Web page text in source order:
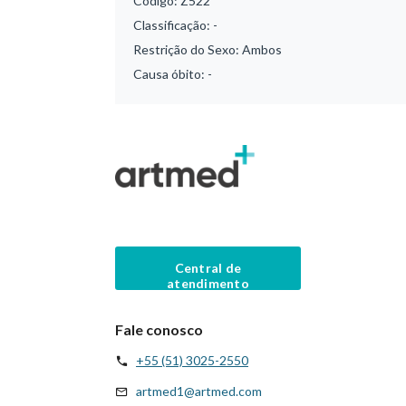
Classificação: -
Restrição do Sexo: Ambos
Causa óbito: -
Central de
atendimento
Fale conosco
+55 (51) 3025-2550
artmed1@artmed.com